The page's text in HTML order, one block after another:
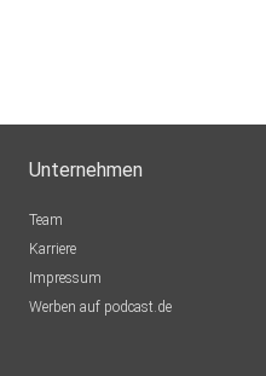
Unternehmen
Team
Karriere
Impressum
Werben auf podcast.de